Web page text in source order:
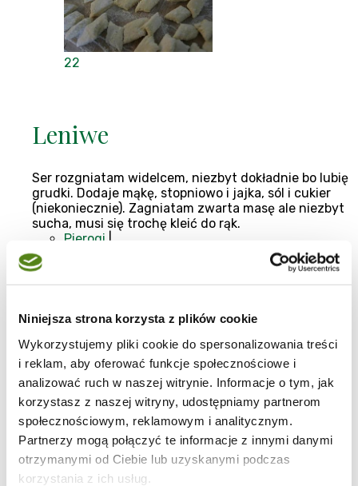
Niniejsza strona korzysta z plików cookie
Wykorzystujemy pliki cookie do spersonalizowania treści
i reklam, aby oferować funkcje społecznościowe i
analizować ruch w naszej witrynie. Informacje o tym, jak
korzystasz z naszej witryny, udostępniamy partnerom
społecznościowym, reklamowym i analitycznym.
Partnerzy mogą połączyć te informacje z innymi danymi
otrzymanymi od Ciebie lub uzyskanymi podczas
korzystania z ich usług.
22
Leniwe
Ser rozgniatam widelcem, niezbyt dokładnie bo lubię
grudki. Dodaje mąkę, stopniowo i jajka, sól i cukier
(niekoniecznie). Zagniatam zwarta masę ale niezbyt
sucha, musi się trochę kleić do rąk.
Pierogi |
Ser|
do 30 minut|
Abbra, Blog: Moje Kucharzenie
09-08-2007